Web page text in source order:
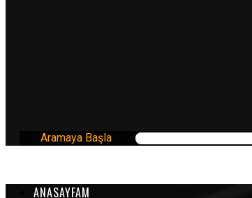
Aramaya Başla
ANASAYFAM